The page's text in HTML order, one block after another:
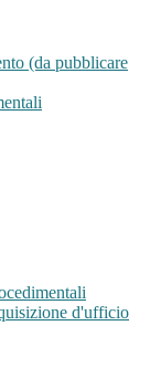
(da pubblicare
d'ufficio